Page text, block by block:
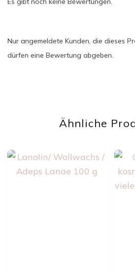
Nur angemeldete Kunden, die dieses
dürfen eine Bewertung abgeben.
Ähnliche